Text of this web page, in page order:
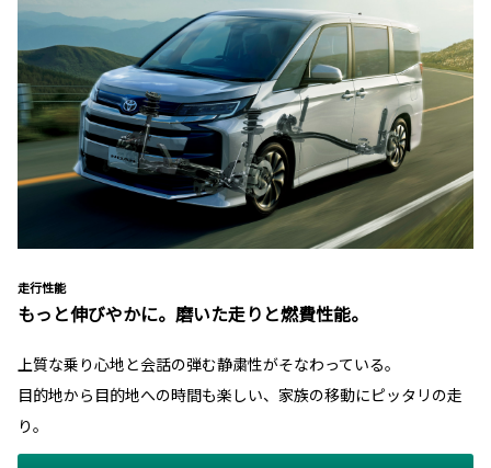
走行性能
もっと伸びやかに。磨いた走りと燃費性能。
上質な乗り心地と会話の弾む静粛性がそなわっている。
目的地から目的地への時間も楽しい、家族の移動にピッタリの走
り。